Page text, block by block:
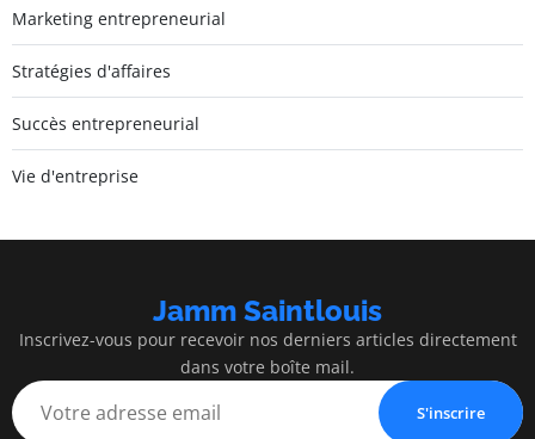
Marketing entrepreneurial
Stratégies d'affaires
Succès entrepreneurial
Vie d'entreprise
Jamm Saintlouis
Inscrivez-vous pour recevoir nos derniers articles directement
dans votre boîte mail.
S'inscrire